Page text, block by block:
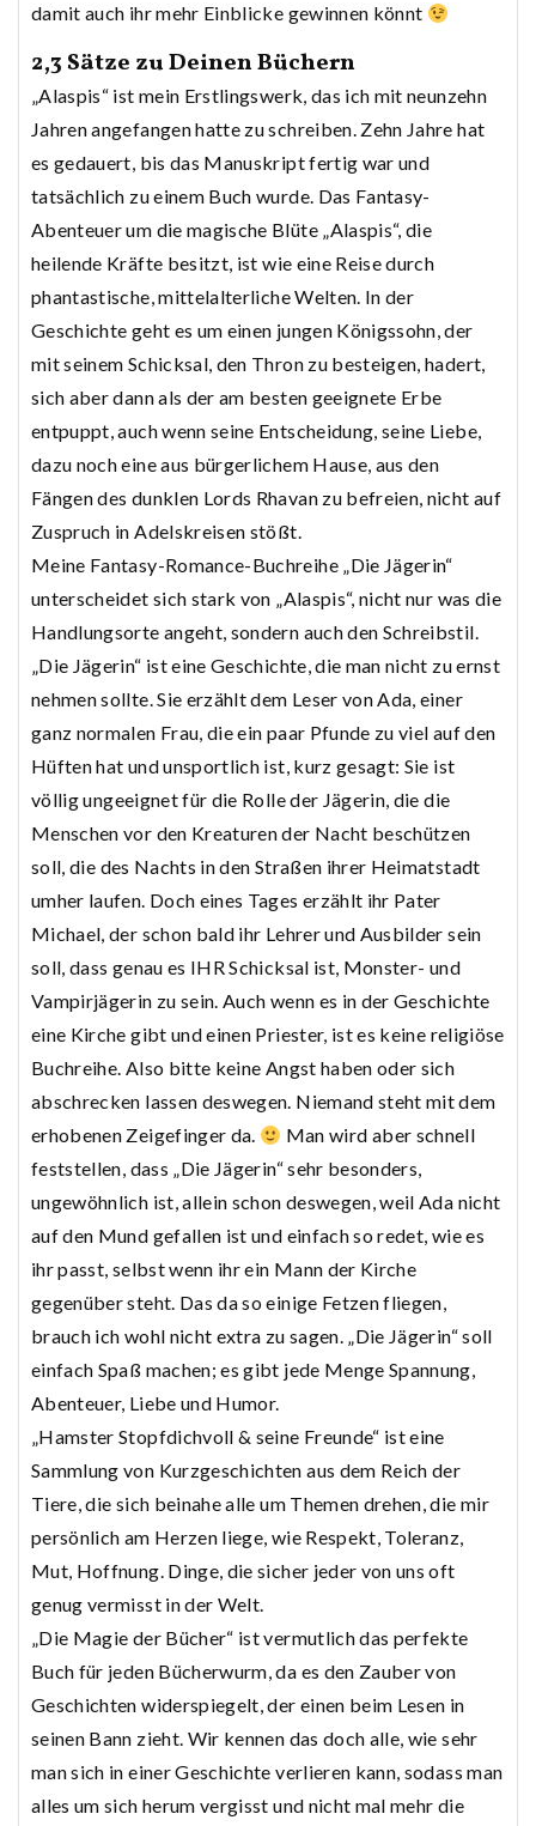
damit auch ihr mehr Einblicke gewinnen könnt
2,3 Sätze zu Deinen Büchern
„Alaspis“ ist mein Erstlingswerk, das ich mit neunzehn
Jahren angefangen hatte zu schreiben. Zehn Jahre hat
es gedauert, bis das Manuskript fertig war und
tatsächlich zu einem Buch wurde. Das Fantasy-
Abenteuer um die magische Blüte „Alaspis“, die
heilende Kräfte besitzt, ist wie eine Reise durch
phantastische, mittelalterliche Welten. In der
Geschichte geht es um einen jungen Königssohn, der
mit seinem Schicksal, den Thron zu besteigen, hadert,
sich aber dann als der am besten geeignete Erbe
entpuppt, auch wenn seine Entscheidung, seine Liebe,
dazu noch eine aus bürgerlichem Hause, aus den
Fängen des dunklen Lords Rhavan zu befreien, nicht auf
Zuspruch in Adelskreisen stößt.
Meine Fantasy-Romance-Buchreihe „Die Jägerin“
unterscheidet sich stark von „Alaspis“, nicht nur was die
Handlungsorte angeht, sondern auch den Schreibstil.
„Die Jägerin“ ist eine Geschichte, die man nicht zu ernst
nehmen sollte. Sie erzählt dem Leser von Ada, einer
ganz normalen Frau, die ein paar Pfunde zu viel auf den
Hüften hat und unsportlich ist, kurz gesagt: Sie ist
völlig ungeeignet für die Rolle der Jägerin, die die
Menschen vor den Kreaturen der Nacht beschützen
soll, die des Nachts in den Straßen ihrer Heimatstadt
umher laufen. Doch eines Tages erzählt ihr Pater
Michael, der schon bald ihr Lehrer und Ausbilder sein
soll, dass genau es IHR Schicksal ist, Monster- und
Vampirjägerin zu sein. Auch wenn es in der Geschichte
eine Kirche gibt und einen Priester, ist es keine religiöse
Buchreihe. Also bitte keine Angst haben oder sich
abschrecken lassen deswegen. Niemand steht mit dem
erhobenen Zeigefinger da.
Man wird aber schnell
feststellen, dass „Die Jägerin“ sehr besonders,
ungewöhnlich ist, allein schon deswegen, weil Ada nicht
auf den Mund gefallen ist und einfach so redet, wie es
ihr passt, selbst wenn ihr ein Mann der Kirche
gegenüber steht. Das da so einige Fetzen fliegen,
brauch ich wohl nicht extra zu sagen. „Die Jägerin“ soll
einfach Spaß machen; es gibt jede Menge Spannung,
Abenteuer, Liebe und Humor.
„Hamster Stopfdichvoll & seine Freunde“ ist eine
Sammlung von Kurzgeschichten aus dem Reich der
Tiere, die sich beinahe alle um Themen drehen, die mir
persönlich am Herzen liege, wie Respekt, Toleranz,
Mut, Hoffnung. Dinge, die sicher jeder von uns oft
genug vermisst in der Welt.
„Die Magie der Bücher“ ist vermutlich das perfekte
Buch für jeden Bücherwurm, da es den Zauber von
Geschichten widerspiegelt, der einen beim Lesen in
seinen Bann zieht. Wir kennen das doch alle, wie sehr
man sich in einer Geschichte verlieren kann, sodass man
alles um sich herum vergisst und nicht mal mehr die